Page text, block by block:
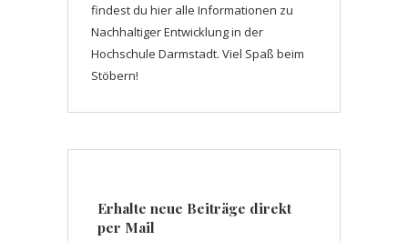
findest du hier alle Informationen zu
Nachhaltiger Entwicklung in der
Hochschule Darmstadt. Viel Spaß beim
Stöbern!
Erhalte neue Beiträge direkt
per Mail